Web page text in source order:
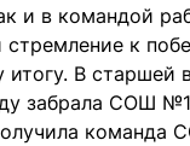
и в командой
стремление к
В старшей
забрала СОШ
команда